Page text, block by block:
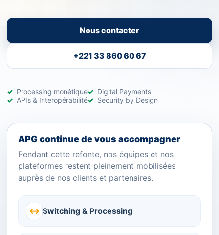
Nous contacter
+221 33 860 60 67
Processing monétique
Digital Payments
APIs & Interopérabilité
Security by Design
APG continue de vous accompagner
Pendant cette refonte, nos équipes et nos
plateformes restent pleinement mobilisées
auprès de nos clients et partenaires.
↔ Switching & Processing